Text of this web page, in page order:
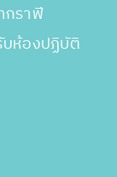
กราฟี
บห้องปฏิบัติ